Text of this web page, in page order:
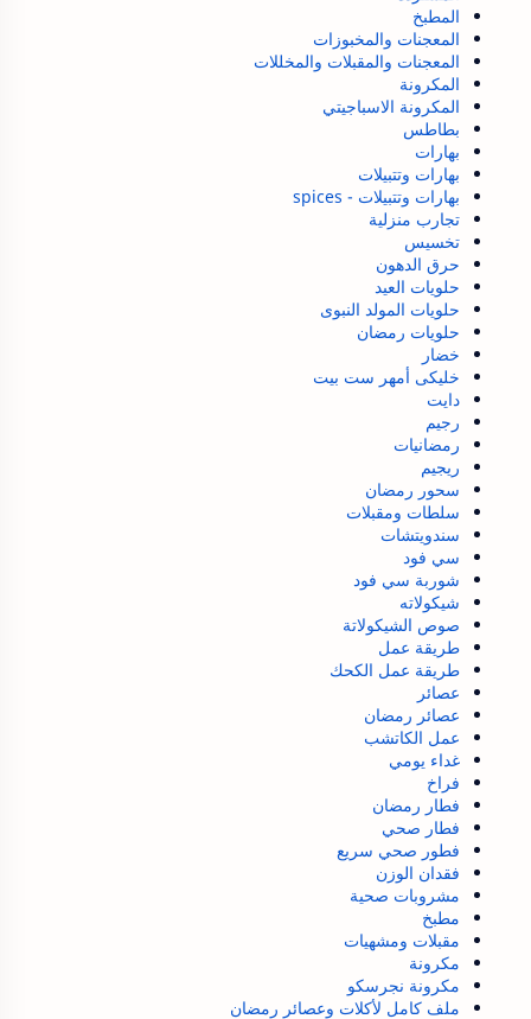
المطبخ
المعجنات والمخبوزات
المعجنات والمقبلات والمخللات
المكرونة
المكرونة الاسباجيتي
بطاطس
بهارات
بهارات وتتبيلات
بهارات وتتبيلات - spices
تجارب منزلية
تخسيس
حرق الدهون
حلويات العيد
حلويات المولد النبوى
حلويات رمضان
خضار
خليكى أمهر ست بيت
دايت
رجيم
رمضانيات
ريجيم
سحور رمضان
سلطات ومقبلات
سندويتشات
سي فود
شوربة سي فود
شيكولاته
صوص الشيكولاتة
طريقة عمل
طريقة عمل الكحك
عصائر
عصائر رمضان
عمل الكاتشب
غداء يومي
فراخ
فطار رمضان
فطار صحي
فطور صحي سريع
فقدان الوزن
مشروبات صحية
مطبخ
مقبلات ومشهيات
مكرونة
مكرونة نجرسكو
ملف كامل لأكلات وعصائر رمضان